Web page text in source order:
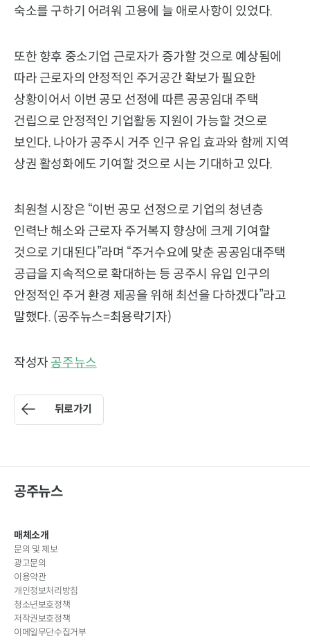
숙소를 구하기 어려워 고용에 늘 애로사항이 있었다.
또한 향후 중소기업 근로자가 증가할 것으로 예상됨에
따라 근로자의 안정적인 주거공간 확보가 필요한
상황이어서 이번 공모 선정에 따른 공공임대 주택
건립으로 안정적인 기업활동 지원이 가능할 것으로
보인다. 나아가 공주시 거주 인구 유입 효과와 함께 지역
상권 활성화에도 기여할 것으로 시는 기대하고 있다.
최원철 시장은 “이번 공모 선정으로 기업의 청년층
인력난 해소와 근로자 주거복지 향상에 크게 기여할
것으로 기대된다”라며 “주거수요에 맞춘 공공임대주택
공급을 지속적으로 확대하는 등 공주시 유입 인구의
안정적인 주거 환경 제공을 위해 최선을 다하겠다”라고
말했다. (공주뉴스=최용락기자)
작성자 공주뉴스
뒤로가기
공주뉴스
매체소개
문의 및 제보
광고문의
이용약관
개인정보처리방침
청소년보호정책
저작권보호정책
이메일무단수집거부